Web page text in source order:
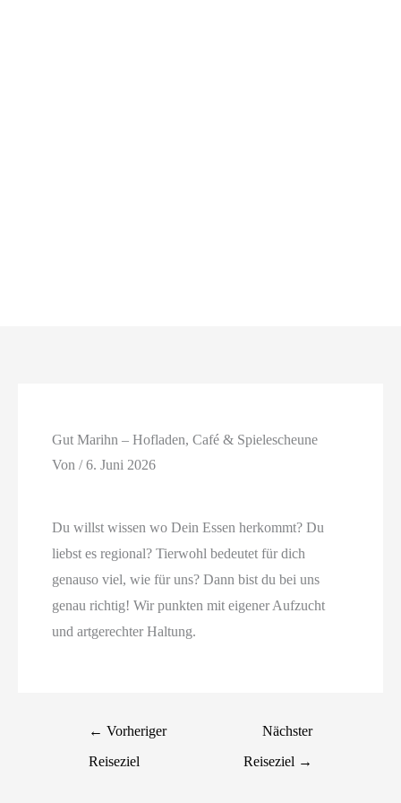
Gut Marihn – Hofladen, Café & Spielescheune
Von/6. Juni 2026
Du willst wissen wo Dein Essen herkommt? Du
liebst es regional? Tierwohl bedeutet für dich
genauso viel, wie für uns? Dann bist du bei uns
genau richtig! Wir punkten mit eigener Aufzucht
und artgerechter Haltung.
← Vorheriger
Reiseziel
Nächster
Reiseziel →